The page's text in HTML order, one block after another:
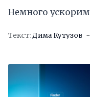
Немного
Текст:Дима Кутузов